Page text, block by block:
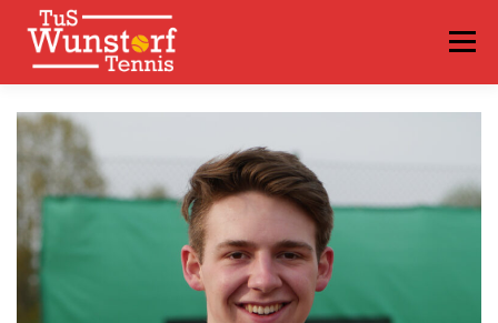
Menü
VEREIN
VIDEOS FAQS LOGIN